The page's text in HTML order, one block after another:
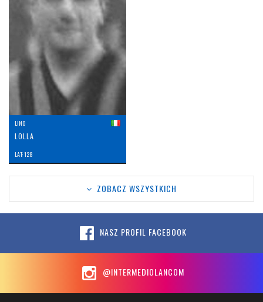
LINO
LOLLA
LAT: 128
ZOBACZ WSZYSTKICH
NASZ PROFIL FACEBOOK
@INTERMEDIOLANCOM